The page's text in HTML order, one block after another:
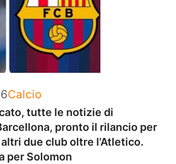
Categorie
Calcio
tutte le notizie di
pronto il rilancio per
due club oltre l’Atletico.
per Solomon